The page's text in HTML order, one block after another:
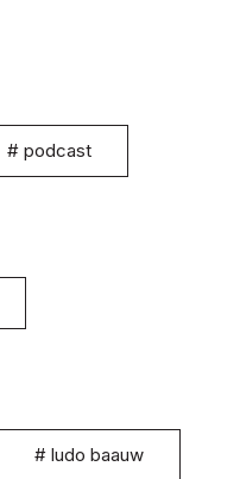
# podcast
# ludo baauw